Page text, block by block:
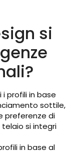
si
i profili in base
sottile,
preferenze di
si integri
in base al